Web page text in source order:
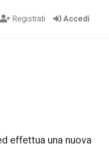
Registrati Accedi
effettua una nuova